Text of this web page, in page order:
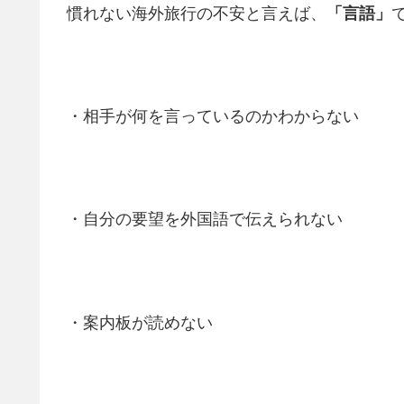
慣れない海外旅行の不安と言えば、 「言語」
・相手が何を言っているのかわからない
・自分の要望を外国語で伝えられない
・案内板が読めない